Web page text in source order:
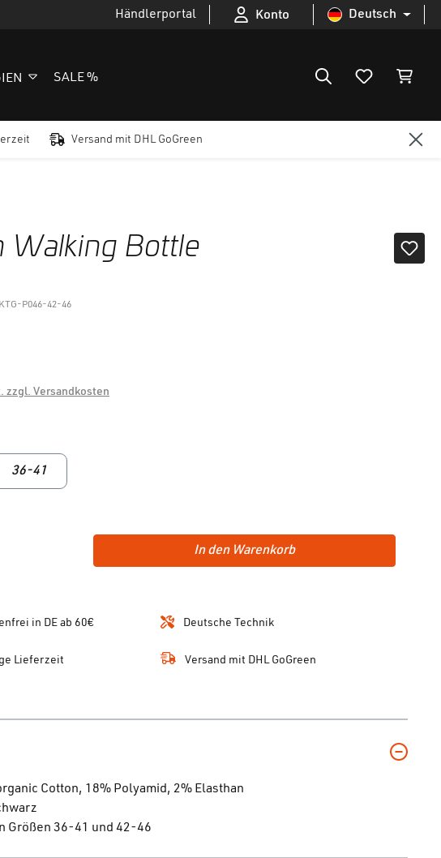
Händlerportal Konto Deutsch
SALE %
Versand mit DHL GoGreen
Walking Bottle
P046-42-46
zzgl. Versandkosten
36-41
In den Warenkorb
in DE ab 60€ Deutsche Technik
Lieferzeit Versand mit DHL GoGreen
Cotton, 18% Polyamid, 2% Elasthan
Größen 36-41 und 42-46